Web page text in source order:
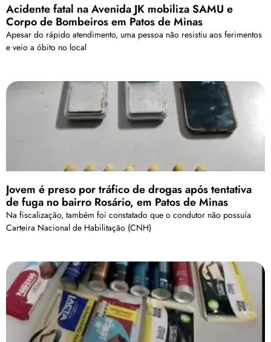
Acidente fatal na Avenida JK mobiliza SAMU e
Corpo de Bombeiros em Patos de Minas
Apesar do rápido atendimento, uma pessoa não resistiu aos ferimentos
e veio a óbito no local
Jovem é preso por tráfico de drogas após tentativa
de fuga no bairro Rosário, em Patos de Minas
Na fiscalização, também foi constatado que o condutor não possuía
Carteira Nacional de Habilitação (CNH)